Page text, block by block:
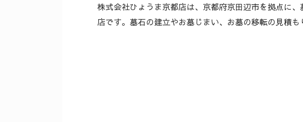
株式会社ひょうま京都店は、京都府京田辺市を拠点に
店です。墓石の建立やお墓じまい、お墓の移転の見積も